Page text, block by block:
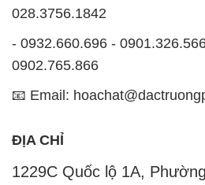
028.3756.1842
- 0932.660.696 -
0902.765.866
📧 Email:
ĐỊA CHỈ
1229C Quốc lộ 1A,